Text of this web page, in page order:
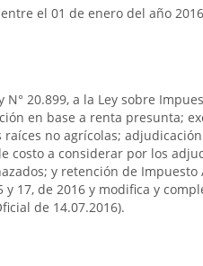
el 01 de enero del año
20.899, a la Ley sobre
en base a renta presunta;
no agrícolas;
costo a considerar por los
y retención de Impuesto
y 17, de 2016 y modifica y
de 14.07.2016).